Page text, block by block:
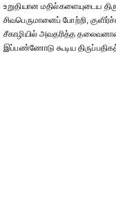
உறுதியான மதில்களையுடைய
சிவபெருமானைப் போற்றி,
சீகாழியில் அவதரித்த
இப்பண்ணோடு கூடிய